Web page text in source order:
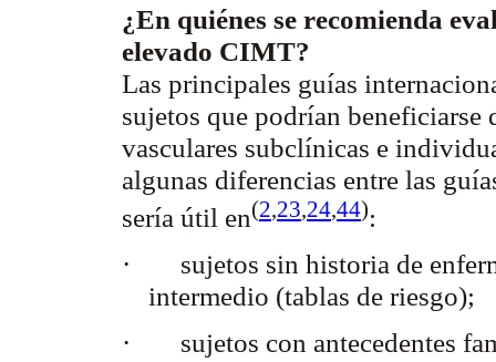
¿En quiénes se recomienda
elevado CIMT?
Las principales guías
sujetos que podrían beneficiarse
vasculares subclínicas e
algunas diferencias entre las
sería útil en(2,23,24,44):
·
sujetos sin historia de
intermedio (tablas de riesgo);
·
sujetos con antecedentes